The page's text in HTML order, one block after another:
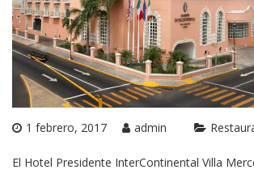
1 febrero, 2017 admin
El Hotel Presidente InterContinental Villa